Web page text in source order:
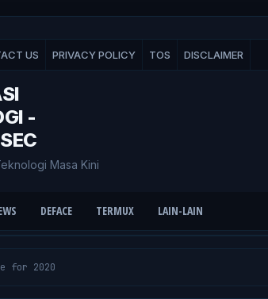
US PRIVACY POLICY TOS DISCLAIMER
-
Masa Kini
DEFACE TERMUX LAIN-LAIN
for 2020